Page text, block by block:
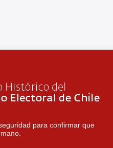
para confirmar que